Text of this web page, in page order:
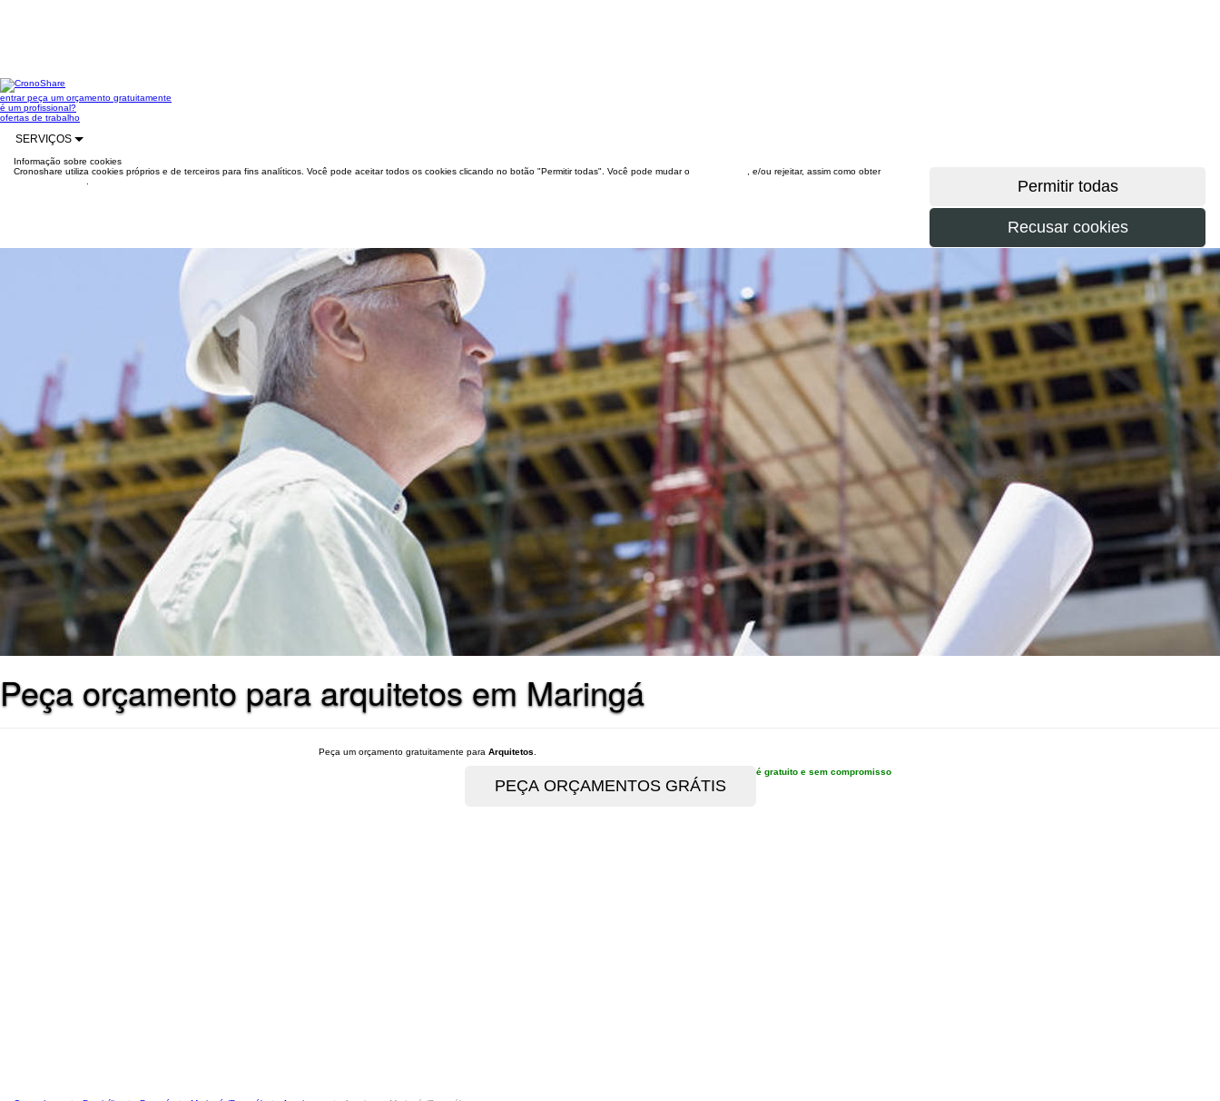
entrarpeça um orçamento gratuitamente
é um profissional?
ofertas de trabalho
SERVIÇOS
Informação sobre cookies
Cronoshare utiliza cookies próprios e de terceiros para fins analíticos. Você pode aceitar todos os cookies clicando no botão "Permitir todas". Você pode mudar o
, e/ou rejeitar, assim como obter
Peça orçamento para arquitetos em Maringá
Peça um orçamento gratuitamente para Arquitetos
é gratuito e sem compromisso